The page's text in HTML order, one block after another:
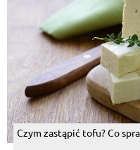
Czym zastąpić tofu? Co